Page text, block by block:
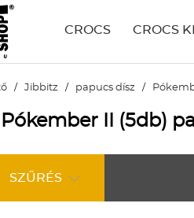
CROCS CROCS
/ Jibbitz / papucs dísz /
II (5db)
SZŰRÉS